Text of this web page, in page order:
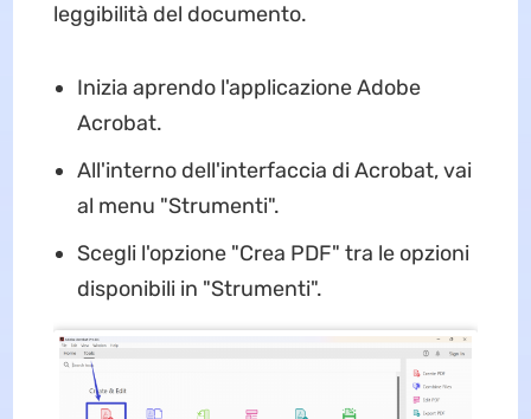
leggibilità del documento.
Inizia aprendo l'applicazione Adobe
Acrobat.
All'interno dell'interfaccia di Acrobat, vai
al menu "Strumenti".
Scegli l'opzione "Crea PDF" tra le opzioni
disponibili in "Strumenti".